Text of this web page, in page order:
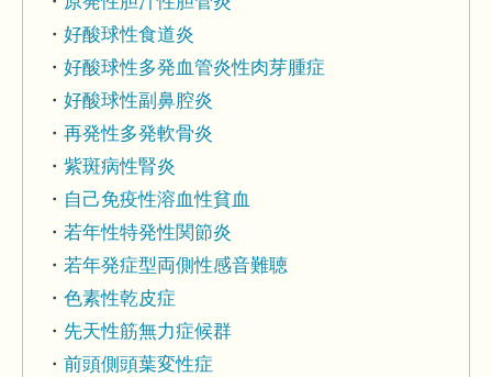
好酸球性食道炎
好酸球性多発血管炎性肉芽腫症
好酸球性副鼻腔炎
再発性多発軟骨炎
紫斑病性腎炎
自己免疫性溶血性貧血
若年性特発性関節炎
若年発症型両側性感音難聴
色素性乾皮症
先天性筋無力症候群
前頭側頭葉変性症